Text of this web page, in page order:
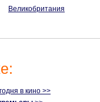
Великобритания
в кино >>